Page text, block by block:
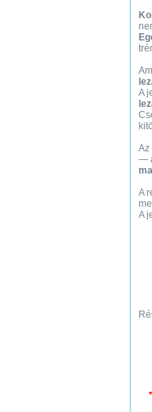
A
Az
—
A
A
*